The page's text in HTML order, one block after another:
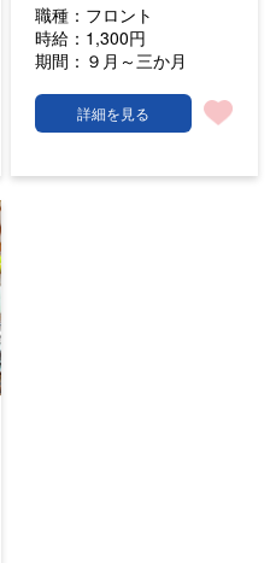
職種： フロント
時給： 1,300円
期間： ９月～三か月
詳細を見る